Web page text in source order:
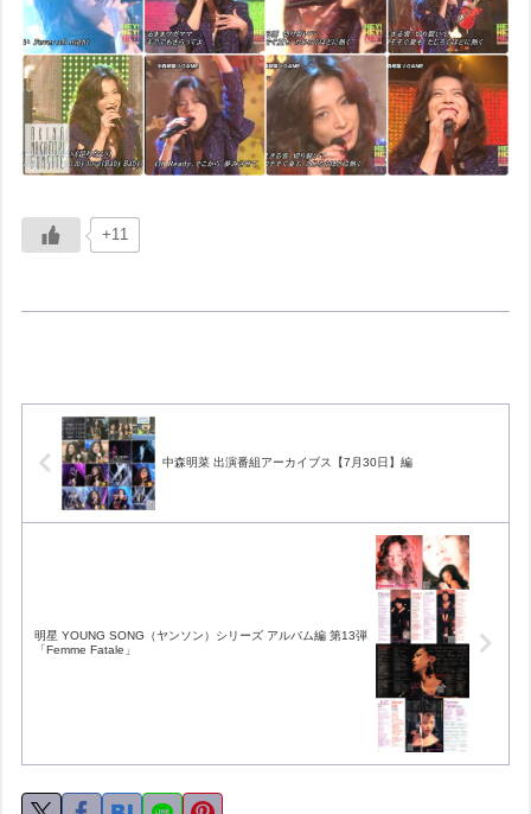
+11
中森明菜 出演番組アーカイブス【7月30日】編
明星 YOUNG SONG（ヤンソン）シリーズ アルバム編 第13弾
「Femme Fatale」